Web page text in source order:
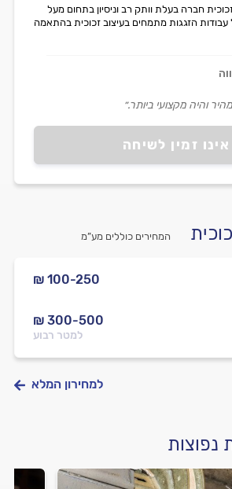
אינו זמין לשיחה
חברה בעלת וותק רב וניסיון בתחום מעל
עבודות הזגגות מתמחים בעיצוב זכוכית בהתאמה
והיה מקצועי ביותר.״
המחירים כוללים מע”מ
₪ 100-250
₪ 300-500
למטר רבוע
למחירון המלא
נפוצות